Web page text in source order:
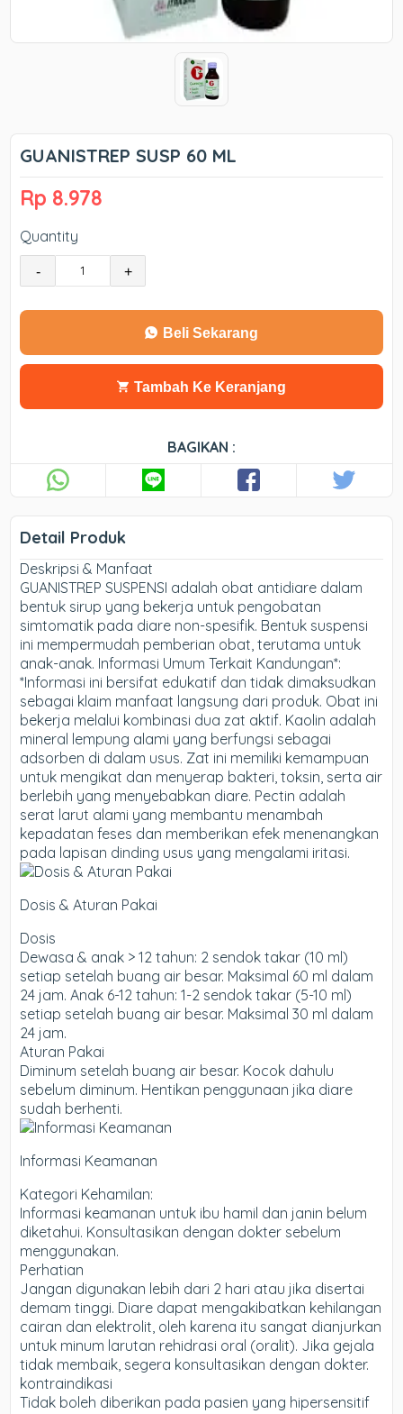
GUANISTREP SUSP 60 ML
Rp 8.978
Quantity
- +
Beli Sekarang
Tambah Ke Keranjang
BAGIKAN :
Detail Produk
Deskripsi & Manfaat
GUANISTREP SUSPENSI adalah obat antidiare dalam
bentuk sirup yang bekerja untuk pengobatan
simtomatik pada diare non-spesifik. Bentuk suspensi
ini mempermudah pemberian obat, terutama untuk
anak-anak. Informasi Umum Terkait Kandungan*:
*Informasi ini bersifat edukatif dan tidak dimaksudkan
sebagai klaim manfaat langsung dari produk. Obat ini
bekerja melalui kombinasi dua zat aktif. Kaolin adalah
mineral lempung alami yang berfungsi sebagai
adsorben di dalam usus. Zat ini memiliki kemampuan
untuk mengikat dan menyerap bakteri, toksin, serta air
berlebih yang menyebabkan diare. Pectin adalah
serat larut alami yang membantu menambah
kepadatan feses dan memberikan efek menenangkan
pada lapisan dinding usus yang mengalami iritasi.
Dosis & Aturan Pakai
Dosis
Dewasa & anak > 12 tahun: 2 sendok takar (10 ml)
setiap setelah buang air besar. Maksimal 60 ml dalam
24 jam. Anak 6-12 tahun: 1-2 sendok takar (5-10 ml)
setiap setelah buang air besar. Maksimal 30 ml dalam
24 jam.
Aturan Pakai
Diminum setelah buang air besar. Kocok dahulu
sebelum diminum. Hentikan penggunaan jika diare
sudah berhenti.
Informasi Keamanan
Kategori Kehamilan:
Informasi keamanan untuk ibu hamil dan janin belum
diketahui. Konsultasikan dengan dokter sebelum
menggunakan.
Perhatian
Jangan digunakan lebih dari 2 hari atau jika disertai
demam tinggi. Diare dapat mengakibatkan kehilangan
cairan dan elektrolit, oleh karena itu sangat dianjurkan
untuk minum larutan rehidrasi oral (oralit). Jika gejala
tidak membaik, segera konsultasikan dengan dokter.
kontraindikasi
Tidak boleh diberikan pada pasien yang hipersensitif